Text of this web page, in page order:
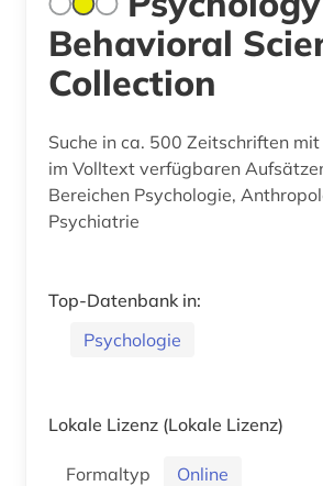
Behavioral
Collection
Suche in ca. 500 Zeitschriften
im Volltext verfügbaren
Bereichen Psychologie,
Psychiatrie
Top-Datenbank in:
Psychologie
Lokale Lizenz (Lokale Lizenz)
Formaltyp
Online